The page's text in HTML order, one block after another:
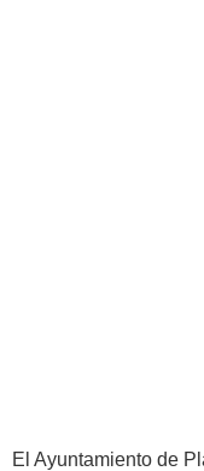
El Ayuntamiento de